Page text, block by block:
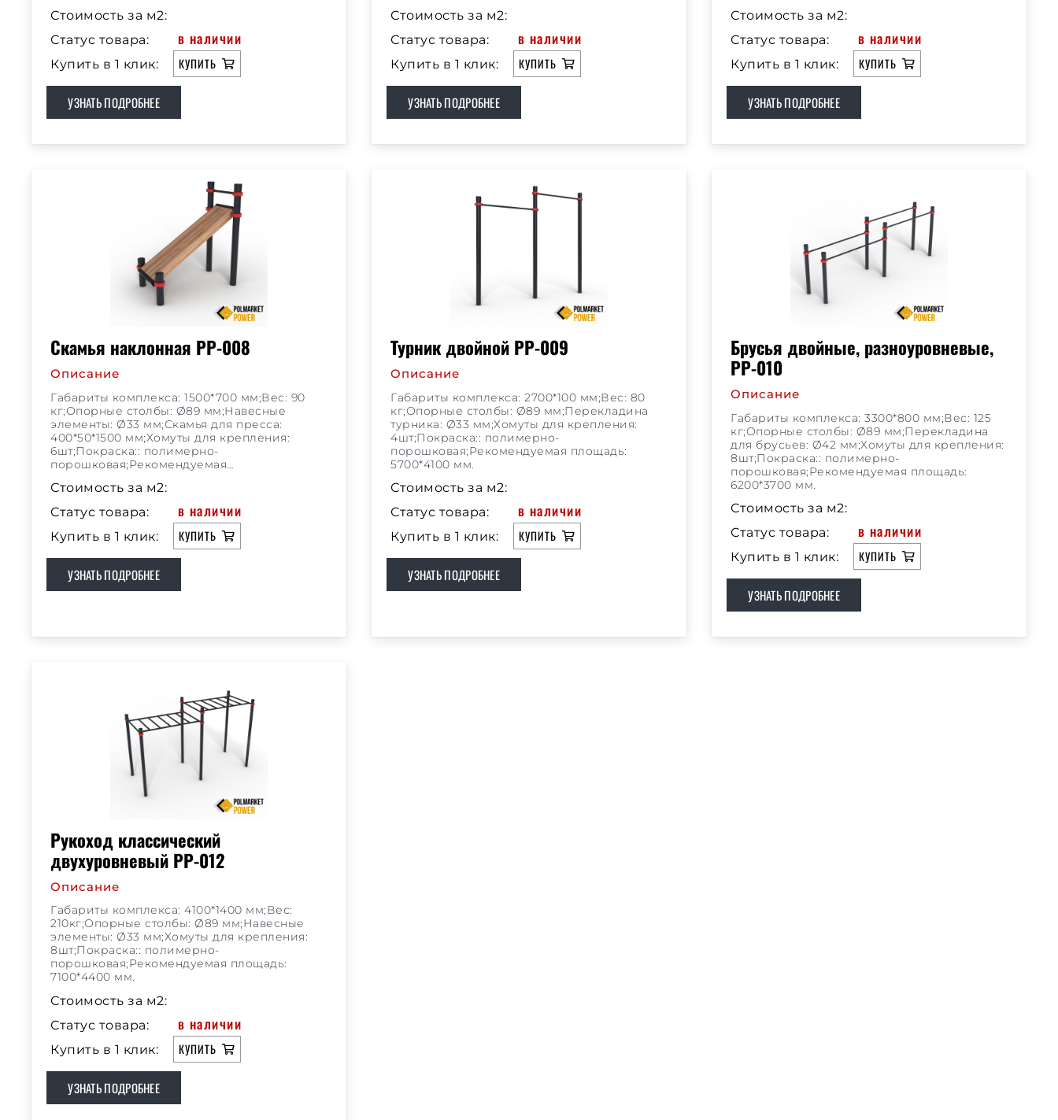
Стоимость за м2:
Статус товара:
в наличии
Купить в 1 клик: КУПИТЬ
УЗНАТЬ ПОДРОБНЕЕ
Стоимость за м2:
Статус товара:
в наличии
Купить в 1 клик: КУПИТЬ
УЗНАТЬ ПОДРОБНЕЕ
Стоимость за м2:
Статус товара:
в наличии
Купить в 1 клик: КУПИТЬ
УЗНАТЬ ПОДРОБНЕЕ
Скамья наклонная РР-008
Описание
Габариты комплекса: 1500*700 мм;Вес: 90
кг;Опорные столбы: Ø89 мм;Навесные
элементы: Ø33 мм;Скамья для пресса:
400*50*1500 мм;Хомуты для крепления:
6шт;Покраска:: полимерно-
порошковая;Рекомендуемая…
Стоимость за м2:
Статус товара:
в наличии
Купить в 1 клик: КУПИТЬ
УЗНАТЬ ПОДРОБНЕЕ
Турник двойной РР-009
Описание
Габариты комплекса: 2700*100 мм;Вес: 80
кг;Опорные столбы: Ø89 мм;Перекладина
турника: Ø33 мм;Хомуты для крепления:
4шт;Покраска:: полимерно-
порошковая;Рекомендуемая площадь:
5700*4100 мм.
Стоимость за м2:
Статус товара:
в наличии
Купить в 1 клик: КУПИТЬ
УЗНАТЬ ПОДРОБНЕЕ
Брусья двойные, разноуровневые,
РР-010
Описание
Габариты комплекса: 3300*800 мм;Вес: 125
кг;Опорные столбы: Ø89 мм;Перекладина
для брусьев: Ø42 мм;Хомуты для крепления:
8шт;Покраска:: полимерно-
порошковая;Рекомендуемая площадь:
6200*3700 мм.
Стоимость за м2:
Статус товара:
в наличии
Купить в 1 клик: КУПИТЬ
УЗНАТЬ ПОДРОБНЕЕ
Рукоход классический
двухуровневый РР-012
Описание
Габариты комплекса: 4100*1400 мм;Вес:
210кг;Опорные столбы: Ø89 мм;Навесные
элементы: Ø33 мм;Хомуты для крепления:
8шт;Покраска:: полимерно-
порошковая;Рекомендуемая площадь:
7100*4400 мм.
Стоимость за м2:
Статус товара:
в наличии
Купить в 1 клик: КУПИТЬ
УЗНАТЬ ПОДРОБНЕЕ